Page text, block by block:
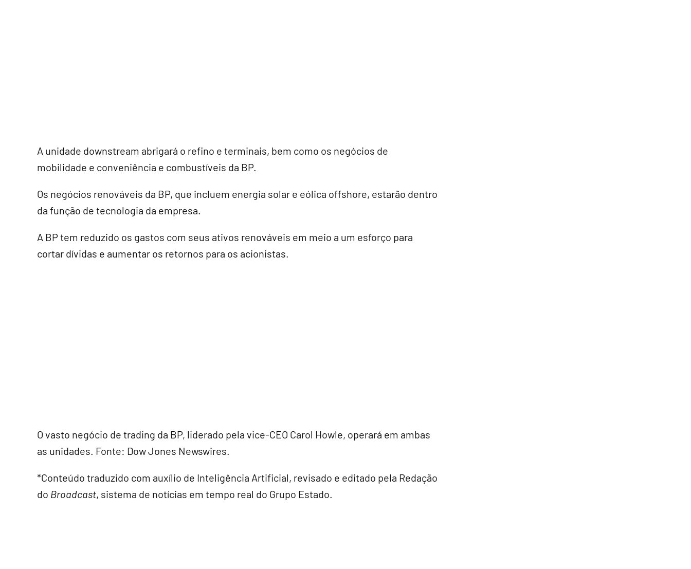
A unidade downstream abrigará o refino e terminais, bem como os negócios de
mobilidade e conveniência e combustíveis da BP.
Os negócios renováveis da BP, que incluem energia solar e eólica offshore, estarão dentro
da função de tecnologia da empresa.
A BP tem reduzido os gastos com seus ativos renováveis em meio a um esforço para
cortar dívidas e aumentar os retornos para os acionistas.
O vasto negócio de trading da BP, liderado pela vice-CEO Carol Howle, operará em ambas
as unidades. Fonte: Dow Jones Newswires.
*Conteúdo traduzido com auxílio de Inteligência Artificial, revisado e editado pela Redação
do Broadcast, sistema de notícias em tempo real do Grupo Estado.